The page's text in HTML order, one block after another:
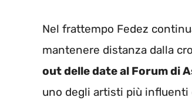
Nel frattempo Fedez
mantenere distanza dalla
out delle date al Forum di
uno degli artisti più